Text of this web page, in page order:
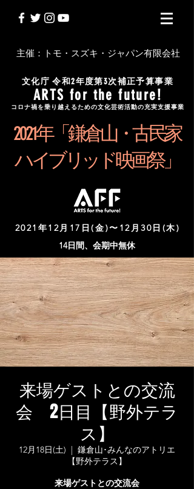
文化庁 令和2年度第3次補正予算事業
ARTS for the future!
コロナ禍を乗り越えるための文化芸術活動の充実支援事業
2 0 2 1 年「鎌倉山・古民家
ハイブリッド映画祭」
2021年12月17日(金)〜12月30日(木)
主催：トモ・スズキ・ジャパン有限会社
14日間、会期中無休
来場ゲストとの交流
会 2日目【野外テラ
ス】
12月18日(土)
  |
鎌倉山･みんなのアトリエ
【野外テラス】
来場ゲストとの交流会